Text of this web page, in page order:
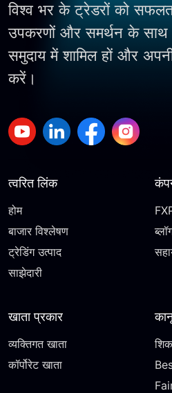
विश्व भर के ट्रेडरों को
उपकरणों और समर्थन के साथ
समुदाय में शामिल हों और
करें।
त्वरित लिंक
होम
बाजार विश्लेषण
ट्रेडिंग उत्पाद
साझेदारी
खाता प्रकार
व्यक्तिगत खाता
कॉर्पोरेट खाता